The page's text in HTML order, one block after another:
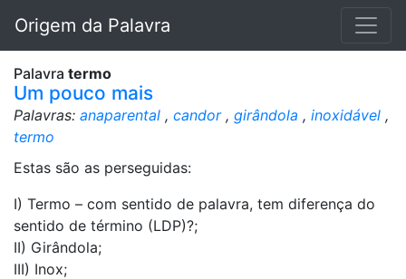
Origem da Palavra
Palavra termo
Um pouco mais
Palavras: anaparental , candor, girândola , inoxidável ,
termo
Estas são as perseguidas:
I) Termo – com sentido de palavra, tem diferença do
sentido de término (LDP)?;
II) Girândola;
III) Inox;